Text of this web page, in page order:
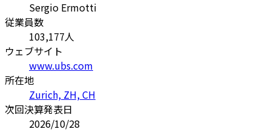
Sergio Ermotti
従業員数
103,177人
ウェブサイト
www.ubs.com
所在地
Zurich, ZH, CH
次回決算発表日
2026/10/28